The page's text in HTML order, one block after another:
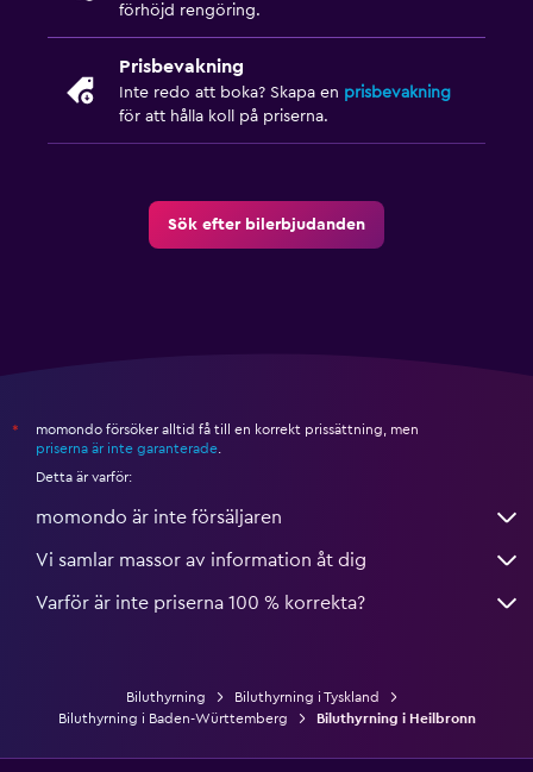
förhöjd rengöring.
Prisbevakning
Inte redo att boka? Skapa en prisbevakning
för att hålla koll på priserna.
Sök efter bilerbjudanden
*
momondo försöker alltid få till en korrekt prissättning, men
priserna är inte garanterade.
Detta är varför:
momondo är inte försäljaren
Vi samlar massor av information åt dig
Varför är inte priserna 100 % korrekta?
Biluthyrning
Biluthyrning i Tyskland
Biluthyrning i Baden-Württemberg
Biluthyrning i Heilbronn